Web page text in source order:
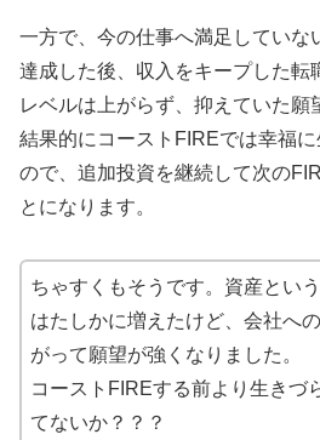
一方で、今の仕事へ満足していな
達成した後、収入をキープした転
レベルは上がらず、抑えていた願
結果的にコーストFIREでは幸福
ので、追加投資を継続して次の
とになります。
ちゃすくもそうです。資産とい
はたしかに増えたけど、会社へ
がって願望が強くなりました。
コーストFIREする前より生きづ
てないか？？？